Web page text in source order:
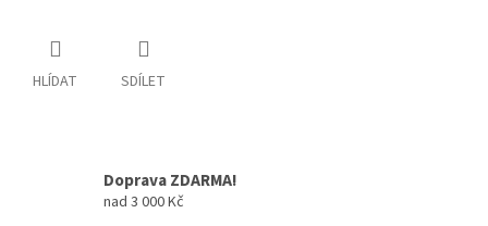
HLÍDAT SDÍLET
Doprava ZDARMA!
nad 3 000 Kč